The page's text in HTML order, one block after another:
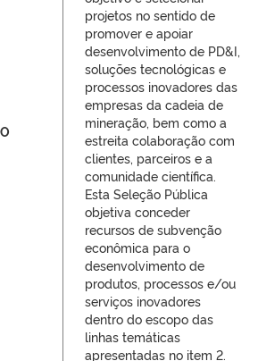
projetos no sentido de
promover e apoiar
desenvolvimento de PD&I,
soluções tecnológicas e
processos inovadores das
empresas da cadeia de
mineração, bem como a
estreita colaboração com
clientes, parceiros e a
comunidade científica.
Esta Seleção Pública
objetiva conceder
recursos de subvenção
econômica para o
desenvolvimento de
produtos, processos e/ou
serviços inovadores
dentro do escopo das
linhas temáticas
apresentadas no item 2.